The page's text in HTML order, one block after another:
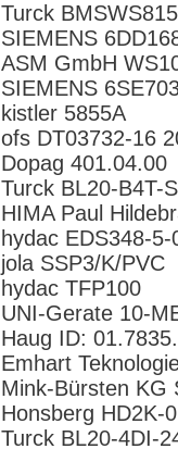
Turck
SIEMENS
ASM GmbH
SIEMENS
kistler 5855A
ofs DT03732-16
Dopag 401.04.00
Turck BL20-B4T-
HIMA Paul
hydac EDS348-
jola SSP3/K/PVC
hydac TFP100
UNI-Gerate 10-
Haug ID:
Emhart
Mink-Bürsten KG
Honsberg HD2K-
Turck BL20-4DI-